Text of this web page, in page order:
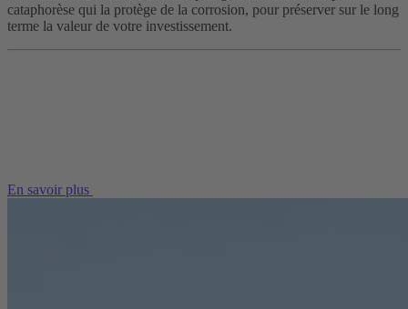
cataphorèse qui la protège de la corrosion, pour préserver sur le long
terme la valeur de votre investissement.
En savoir plus